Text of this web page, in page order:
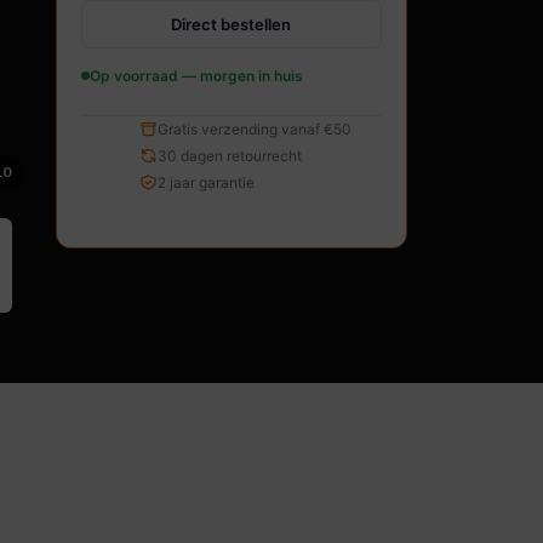
Direct bestellen
Op voorraad — morgen in huis
Gratis verzending vanaf €50
30 dagen retourrecht
2 jaar garantie